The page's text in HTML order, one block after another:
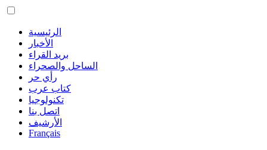
الرئيسية
الأخبار
بريد القراء
الساحل والصحراء
رأي حر
كتاب عرب
تكنولوجيا
اتصل بنا
الأرشيف
Français